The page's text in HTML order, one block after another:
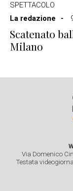
SPETTACOLO
La redazione
Scatenato
Milano
Via Domenico
Testata